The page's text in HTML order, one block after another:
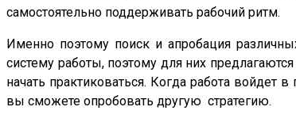
самостоятельно поддерживать рабочий ритм.
Именно поэтому поиск и апробация
систему работы, поэтому для них
начать практиковаться. Когда работа войдет
вы сможете опробовать другую стратегию.